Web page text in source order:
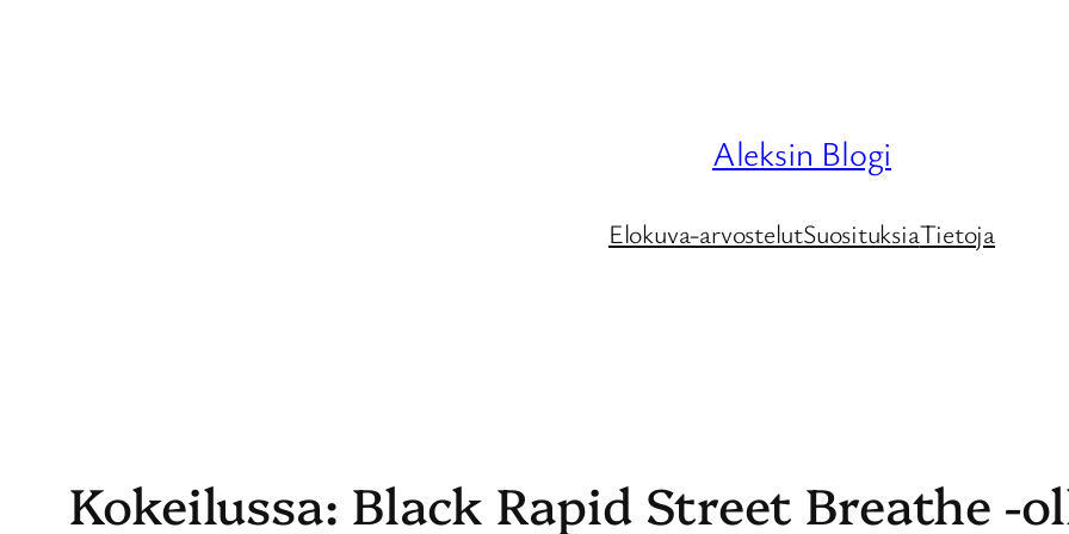
Aleksin Blogi
Elokuva-arvostelutSuosituksiaTietoja
Kokeilussa: Black Rapid Street Breathe -